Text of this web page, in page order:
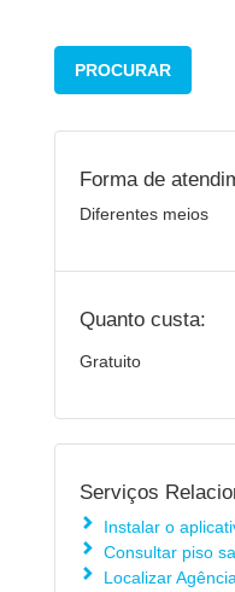
PROCURAR
Forma de
Diferentes meios
Quanto custa:
Gratuito
Serviços
Instalar o
Consultar piso
Localizar